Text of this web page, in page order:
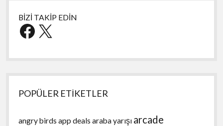
BİZİ TAKİP EDİN
Facebook
X
POPÜLER ETİKETLER
angry birds app deals araba yarışı arcade